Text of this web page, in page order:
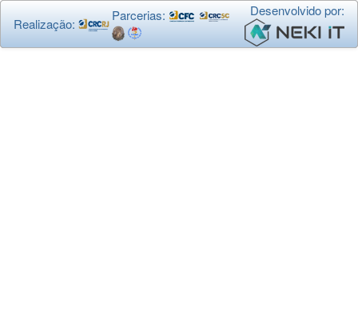
Realização:
Parcerias: Desenvolvido por: